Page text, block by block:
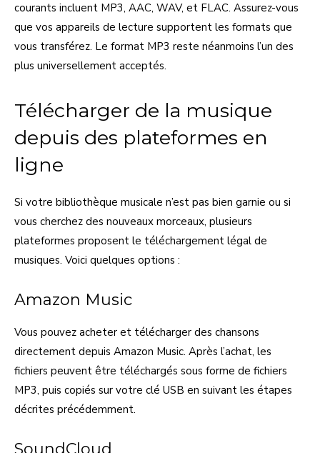
courants incluent MP3, AAC, WAV, et FLAC. Assurez-vous
que vos appareils de lecture supportent les formats que
vous transférez. Le format MP3 reste néanmoins l’un des
plus universellement acceptés.
Télécharger de la musique
depuis des plateformes en
ligne
Si votre bibliothèque musicale n’est pas bien garnie ou si
vous cherchez des nouveaux morceaux, plusieurs
plateformes proposent le téléchargement légal de
musiques. Voici quelques options :
Amazon Music
Vous pouvez acheter et télécharger des chansons
directement depuis Amazon Music. Après l’achat, les
fichiers peuvent être téléchargés sous forme de fichiers
MP3, puis copiés sur votre clé USB en suivant les étapes
décrites précédemment.